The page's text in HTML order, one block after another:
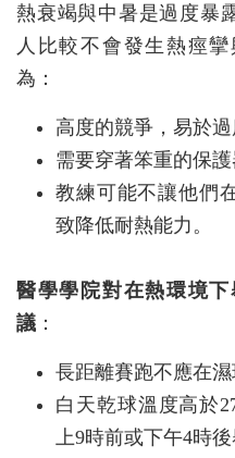
熱衰竭與中暑是過度暴
人比較不會發生熱痙
為：
高度的競爭，易於過
需要穿著笨重的保護
教練可能不讓他們
致降低耐熱能力。
醫學學院對在熱環境
議 ：
長距離賽跑不應在
白天乾球溫度高於
上9時前或下午4時後